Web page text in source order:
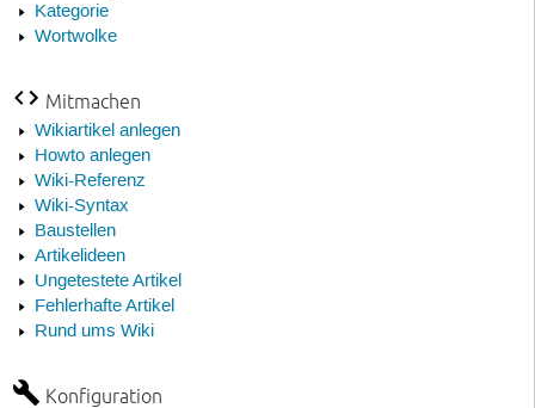
Kategorie
Wortwolke
Mitmachen
Wikiartikel anlegen
Howto anlegen
Wiki-Referenz
Wiki-Syntax
Baustellen
Artikelideen
Ungetestete Artikel
Fehlerhafte Artikel
Rund ums Wiki
Konfiguration